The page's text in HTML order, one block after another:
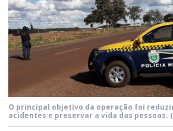
O principal objetivo da operação foi
acidentes e preservar a vida das pessoas.